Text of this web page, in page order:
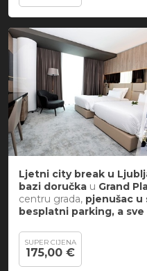
Ljetni city break u
bazi doručka u Grand
centru grada, pjenušac u
besplatni parking, a sve
SUPER CIJENA
175,00 €